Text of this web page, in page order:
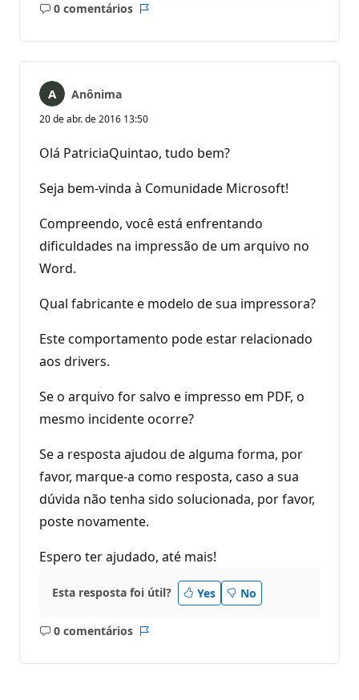
0 comentários
Sem
Anônima
20 de abr. de 2016 13:50
Olá PatriciaQuintao, tudo bem?
Seja bem-vinda à Comunidade Microsoft!
Compreendo, você está enfrentando
dificuldades na impressão de um arquivo no
Word.
Qual fabricante e modelo de sua impressora?
Este comportamento pode estar relacionado
aos drivers.
Se o arquivo for salvo e impresso em PDF, o
mesmo incidente ocorre?
Se a resposta ajudou de alguma forma, por
favor, marque-a como resposta, caso a sua
dúvida não tenha sido solucionada, por favor,
poste novamente.
Espero ter ajudado, até mais!
Esta resposta foi útil? Yes No
0 comentários
Sem